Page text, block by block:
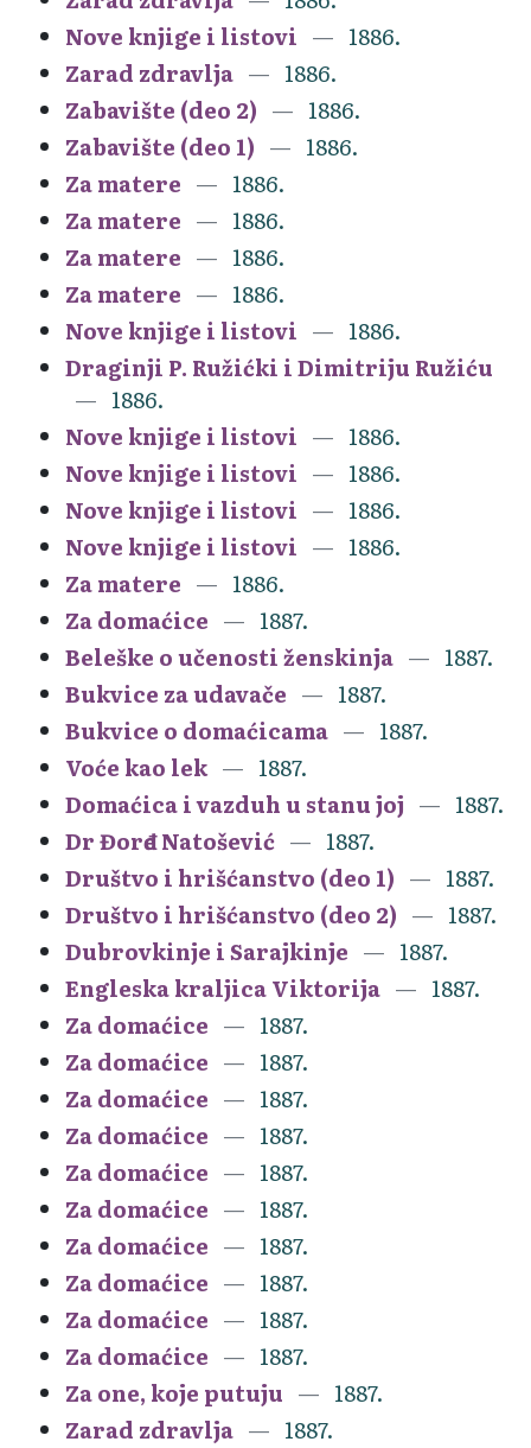
Nove knjige i listovi
1886.
Zarad zdravlja
1886.
Zabavište (deo 2)
1886.
Zabavište (deo 1)
1886.
Za matere
1886.
Za matere
1886.
Za matere
1886.
Za matere
1886.
Nove knjige i listovi
1886.
Draginji P. Ružićki i Dimitriju Ružiću
1886.
Nove knjige i listovi
1886.
Nove knjige i listovi
1886.
Nove knjige i listovi
1886.
Nove knjige i listovi
1886.
Za matere
1886.
Za domaćice
1887.
Beleške o učenosti ženskinja
1887.
Bukvice za udavače
1887.
Bukvice o domaćicama
1887.
Voće kao lek
1887.
Domaćica i vazduh u stanu joj
1887.
Dr Đorđe Natošević
1887.
Društvo i hrišćanstvo (deo 1)
1887.
Društvo i hrišćanstvo (deo 2)
1887.
Dubrovkinje i Sarajkinje
1887.
Engleska kraljica Viktorija
1887.
Za domaćice
1887.
Za domaćice
1887.
Za domaćice
1887.
Za domaćice
1887.
Za domaćice
1887.
Za domaćice
1887.
Za domaćice
1887.
Za domaćice
1887.
Za domaćice
1887.
Za domaćice
1887.
Za one, koje putuju
1887.
Zarad zdravlja
1887.